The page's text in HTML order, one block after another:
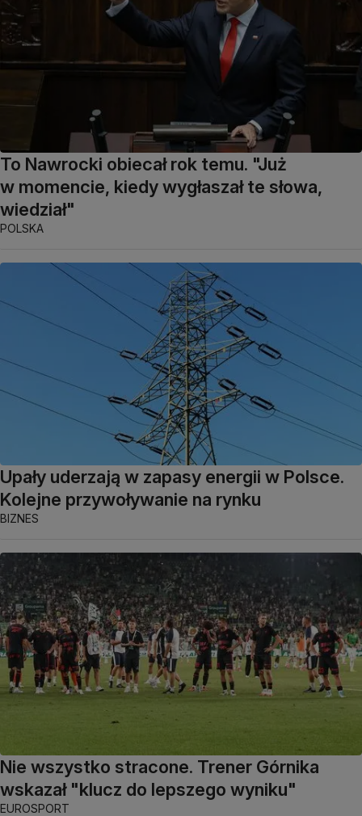
To Nawrocki obiecał rok temu. "Już
w momencie, kiedy wygłaszał te słowa,
wiedział"
POLSKA
Upały uderzają w zapasy energii w Polsce.
Kolejne przywoływanie na rynku
BIZNES
Nie wszystko stracone. Trener Górnika
wskazał "klucz do lepszego wyniku"
EUROSPORT